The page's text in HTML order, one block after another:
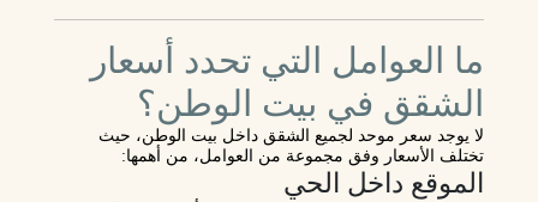
ما العوامل التي تحدد أسعار
الشقق في بيت الوطن؟
لا يوجد سعر موحد لجميع الشقق داخل بيت الوطن، حيث
تختلف الأسعار وفق مجموعة من العوامل، من أهمها:
الموقع داخل الحي